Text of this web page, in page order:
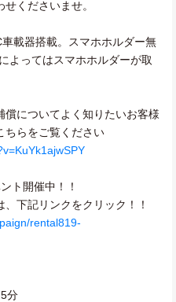
くださいませ。
載器搭載。スマホホルダー無
よってはスマホホルダーが取
についてよく知りたいお客様
ちらをご覧ください
ト開催中！！
、下記リンクをクリック！！
rental819-
分